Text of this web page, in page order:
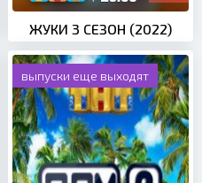
ЖУКИ 3 СЕЗОН (2022)
выпуски еще выходят